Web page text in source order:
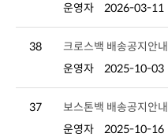
운영자
2026-03-11
38
크로스백 배송공지안내
운영자
2025-10-03
37
보스톤백 배송공지안내
운영자
2025-10-16